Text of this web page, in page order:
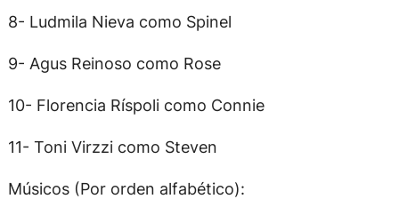
8- Ludmila Nieva como Spinel
9- Agus Reinoso como Rose
10- Florencia Ríspoli como Connie
11- Toni Virzzi como Steven
Músicos (Por orden alfabético):